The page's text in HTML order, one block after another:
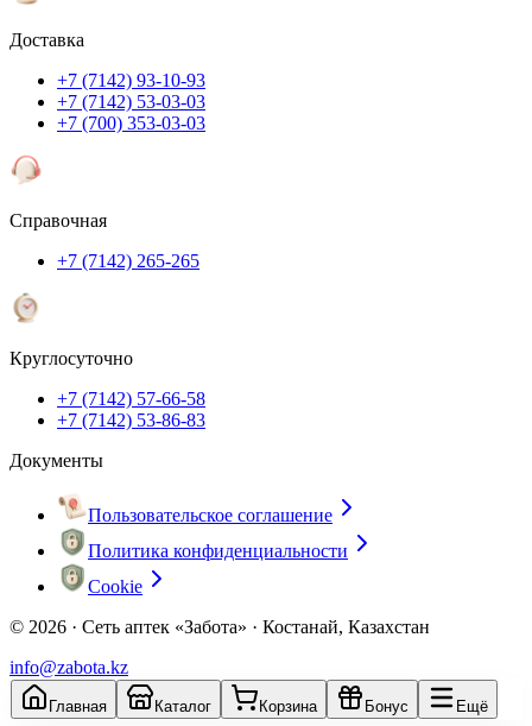
Доставка
+7 (7142) 93-10-93
+7 (7142) 53-03-03
+7 (700) 353-03-03
Справочная
+7 (7142) 265-265
Круглосуточно
+7 (7142) 57-66-58
+7 (7142) 53-86-83
Документы
Пользовательское соглашение
Политика конфиденциальности
Cookie
© 2026 · Сеть аптек «Забота» · Костанай, Казахстан
info@zabota.kz
Главная Каталог Корзина Бонус Ещё